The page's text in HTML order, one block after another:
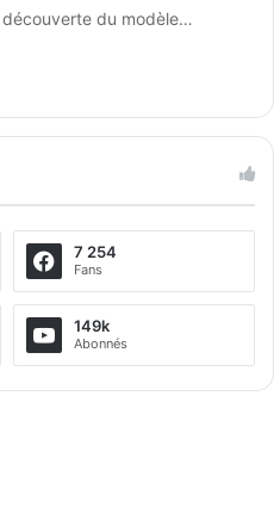
du modèle…
7 254
Fans
149k
Abonnés